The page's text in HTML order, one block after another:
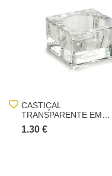
CASTIÇAL
TRANSPARENTE EM
VIDRO
1.30 €